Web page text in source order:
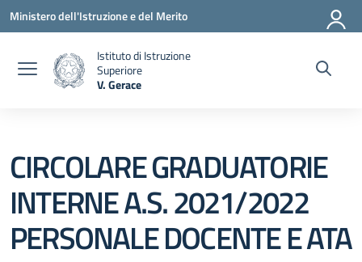
Vai ai contenuti
Vai al menu di navigazione
Vai al footer
Ministero dell'Istruzione e del Merito
Istituto di Istruzione
Superiore
V. Gerace
CIRCOLARE GRADUATORIE
INTERNE A.S. 2021/2022
PERSONALE DOCENTE E ATA